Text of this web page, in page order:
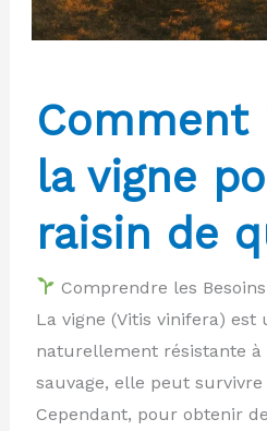
Comment
la vigne
raisin de
Comprendre les
La vigne (Vitis vinifera) est
naturellement résistante à
sauvage, elle peut survivre
Cependant, pour obtenir